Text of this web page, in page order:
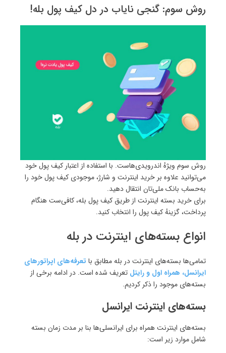
روش سوم: گنجی نایاب در دل کیف پول بله!
روش سوم ویژهٔ اندرویدی‌هاست. با استفاده از اعتبار کیف پول خود
می‌توانید علاوه بر خرید اینترنت و شارژ، موجودی کیف پول خود را
به‌حساب بانک ملی‌تان انتقال دهید.
برای خرید بسته اینترنت از طریق کیف پول بله، کافی‌ست هنگام
پرداخت، گزینهٔ کیف پول را انتخاب کنید.
انواع بسته‌های اینترنت در بله
تمامی‌ها بسته‌های اینترنت در بله مطابق با تعرفه‌های اپراتورهای
ایرانسل، همراه اول و رایتل تعریف شده است. در ادامه برخی از
بسته‌های موجود را ذکر کردیم.
بسته‌های اینترنت ایرانسل
بسته‌های اینترنت همراه برای ایرانسلی‌ها بنا بر مدت زمان بسته
شامل موارد زیر است: